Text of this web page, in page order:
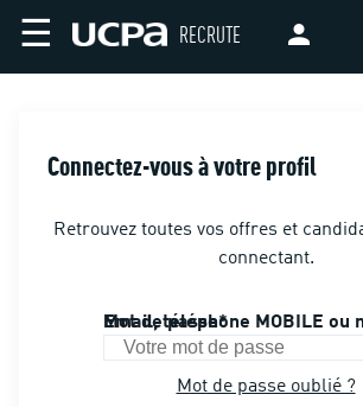
☰ RECRUTE
Connectez-vous à votre profil
Retrouvez toutes vos offres et
connectant.
Email, téléphone MOBILE ou
Mot de passe
Mot de passe oublié ?